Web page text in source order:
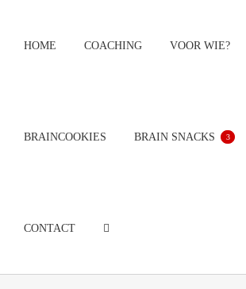
HOME COACHING VOOR WIE?
BRAINCOOKIES BRAIN SNACKS 3
CONTACT